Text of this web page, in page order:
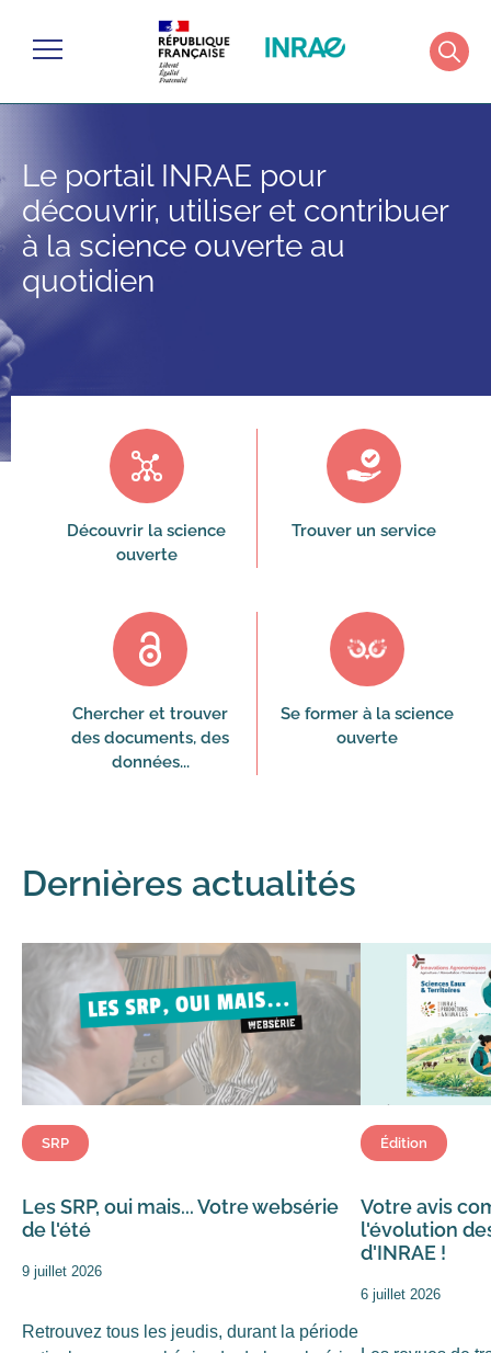
Menu
Le portail INRAE pour
découvrir, utiliser et contribuer
à la science ouverte au
quotidien
Découvrir la science
ouverte
Trouver un service
Chercher et trouver
des documents, des
données...
Se former à la science
ouverte
Dernières actualités
SRP
Les SRP, oui mais... Votre websérie
de l'été
9 juillet 2026
Retrouvez tous les jeudis, durant la période
Édition
Votre avis
l'évolution
d'INRAE !
6 juillet 2026